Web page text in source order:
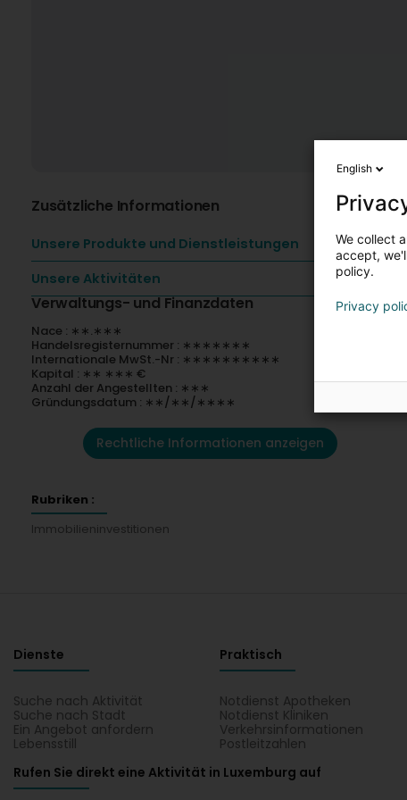
Zusätzliche Informationen
Unsere Produkte und Dienstleistungen
Unsere Aktivitäten
Verwaltungs- und Finanzdaten
Nace : ∗∗.∗∗∗
Handelsregisternummer : ∗∗∗∗∗∗∗
Internationale MwSt.-Nr : ∗∗∗∗∗∗∗∗∗∗
Kapital : ∗∗ ∗∗∗ €
Anzahl der Angestellten : ∗∗∗
Gründungsdatum : ∗∗/∗∗/∗∗∗∗
Rechtliche Informationen anzeigen
Rubriken :
Immobilieninvestitionen
Dienste
Suche nach Aktivität
Suche nach Stadt
Ein Angebot anfordern
Lebensstill
Praktisch
Notdienst Apotheken
Notdienst Kliniken
Verkehrsinformationen
Postleitzahlen
Rufen Sie direkt eine Aktivität in Luxemburg auf
English
We collect
accept,
policy.
Privacy